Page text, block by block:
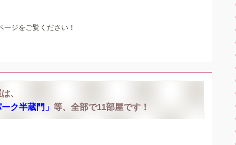
ージをご覧ください！
、
ク半蔵門」等、全部で11部屋です！